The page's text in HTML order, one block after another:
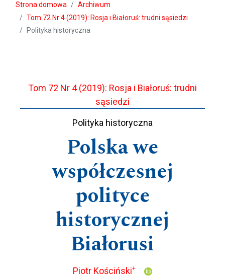
Strona domowa
Archiwum
Tom 72 Nr 4 (2019): Rosja i Białoruś: trudni sąsiedzi
Polityka historyczna
Tom 72 Nr 4 (2019): Rosja i Białoruś: trudni
sąsiedzi
Polityka historyczna
Polska we
współczesnej
polityce
historycznej
Białorusi
Piotr Kościński+